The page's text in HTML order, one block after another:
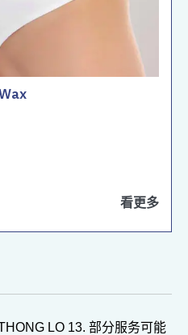
看更多
LO 13. 部分服务可能